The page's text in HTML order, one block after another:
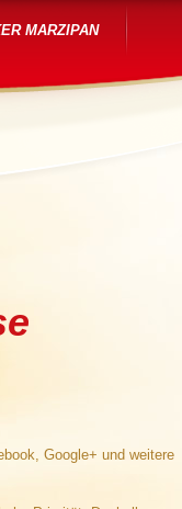
MARZIPAN
Google+ und weitere